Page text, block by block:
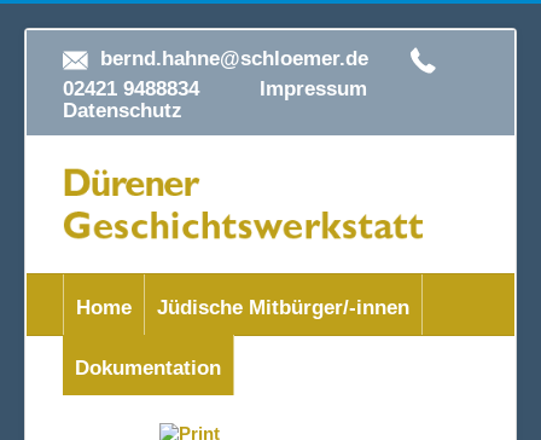
bernd.hahne@schloemer.de
02421 9488834 Impressum
Datenschutz
Home Jüdische Mitbürger/-innen
Dokumentation